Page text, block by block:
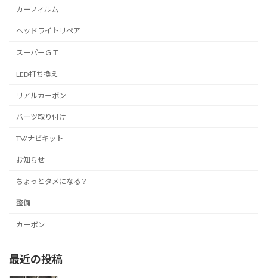
カーフィルム
ヘッドライトリペア
スーパーＧＴ
LED打ち換え
リアルカーボン
パーツ取り付け
TV/ナビキット
お知らせ
ちょっとタメになる？
整備
カーボン
最近の投稿